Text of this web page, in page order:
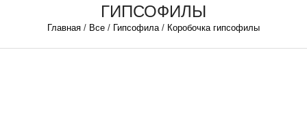
ГИПСОФИЛЫ
Главная / Все / Гипсофила / Коробочка гипсофилы